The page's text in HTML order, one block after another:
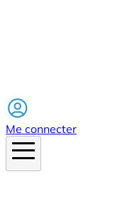
Me connecter